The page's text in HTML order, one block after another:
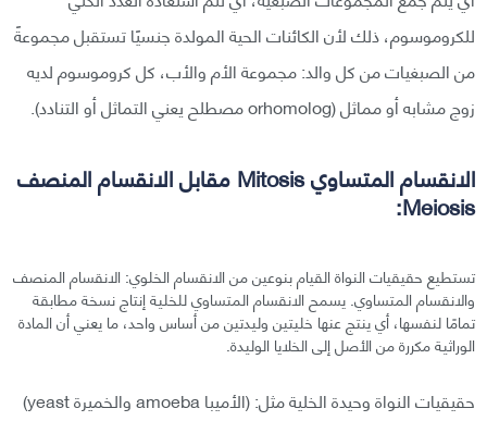
للكروموسوم، ذلك لأن الكائنات الحية المولدة جنسيًا تستقبل مجموعةً
من الصبغيات من كل والد: مجموعة الأم والأب، كل كروموسوم لديه
زوج مشابه أو مماثل (orhomolog مصطلح يعني التماثل أو التنادد).
الانقسام المتساوي Mitosis مقابل الانقسام المنصف
Meiosis:
تستطيع حقيقيات النواة القيام بنوعين من الانقسام الخلوي: الانقسام المنصف
والانقسام المتساوي. يسمح الانقسام المتساوي للخلية إنتاج نسخة مطابقة
تمامًا لنفسها، أي ينتج عنها خليتين وليدتين من أساس واحد، ما يعني أن المادة
الوراثية مكررة من الأصل إلى الخلايا الوليدة.
حقيقيات النواة وحيدة الخلية مثل: (الأميبا amoeba والخميرة yeast)